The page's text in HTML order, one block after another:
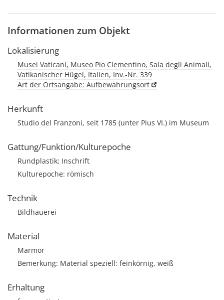
Informationen zum Objekt
Lokalisierung
Musei Vaticani, Museo Pio Clementino, Sala degli Animali,
Vatikanischer Hügel, Italien, Inv.-Nr. 339
Art der Ortsangabe: Aufbewahrungsort
Herkunft
Studio del Franzoni, seit 1785 (unter Pius VI.) im Museum
Gattung/Funktion/Kulturepoche
Rundplastik; Inschrift
Kulturepoche: römisch
Technik
Bildhauerei
Material
Marmor
Bemerkung: Material speziell: feinkörnig, weiß
Erhaltung